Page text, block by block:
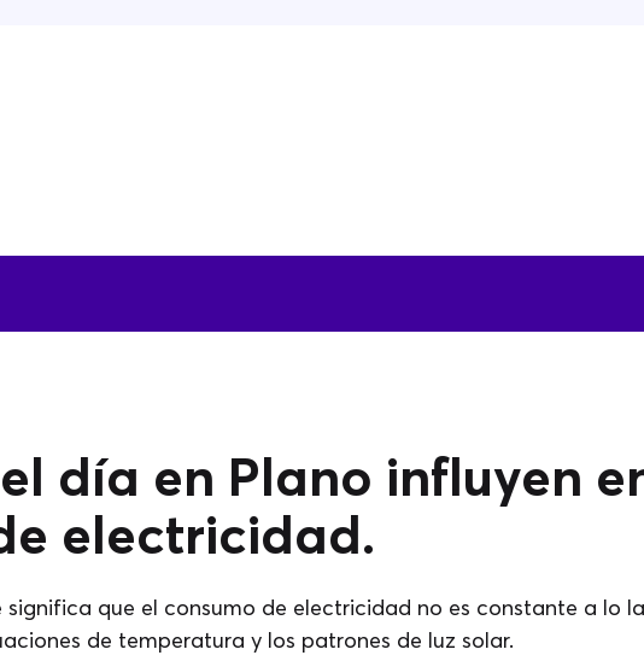
día en Plano influyen
electricidad.
que el consumo de electricidad no es constante a lo
de temperatura y los patrones de luz solar.